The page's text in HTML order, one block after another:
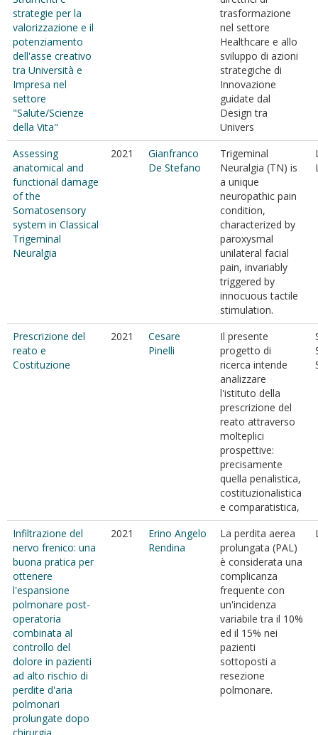
strategie per la
valorizzazione e il
potenziamento
dell'asse creativo
tra Università e
Impresa nel
settore
"Salute/Scienze
della Vita"
trasformazione
nel settore
Healthcare e allo
sviluppo di azioni
strategiche di
Innovazione
guidate dal
Design tra
Univers
Assessing
anatomical and
functional damage
of the
Somatosensory
system in Classical
Trigeminal
Neuralgia
2021
Gianfranco
De Stefano
Trigeminal
Neuralgia (TN) is
a unique
neuropathic pain
condition,
characterized by
paroxysmal
unilateral facial
pain, invariably
triggered by
innocuous tactile
stimulation.
Prescrizione del
reato e
Costituzione
2021
Cesare
Pinelli
Il presente
progetto di
ricerca intende
analizzare
l'istituto della
prescrizione del
reato attraverso
molteplici
prospettive:
precisamente
quella penalistica,
costituzionalistica
e comparatistica,
Infiltrazione del
nervo frenico: una
buona pratica per
ottenere
l'espansione
polmonare post-
operatoria
combinata al
controllo del
dolore in pazienti
ad alto rischio di
perdite d'aria
polmonari
prolungate dopo
2021
Erino Angelo
Rendina
La perdita aerea
prolungata (PAL)
è considerata una
complicanza
frequente con
un'incidenza
variabile tra il 10%
ed il 15% nei
pazienti
sottoposti a
resezione
polmonare.